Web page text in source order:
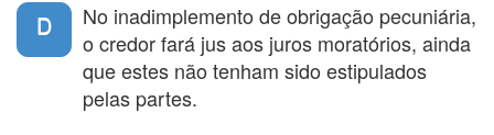
D
No inadimplemento de obrigação pecuniária,
o credor fará jus aos juros moratórios, ainda
que estes não tenham sido estipulados
pelas partes.